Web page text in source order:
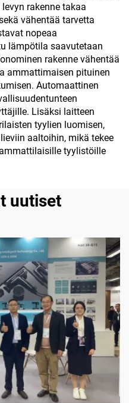
rakenne takaa
vähentää tarvetta
nopeaa
lämpötila saavutetaan
rakenne vähentää
ammattimaisen pituinen
Automaattinen
Lisäksi laitteen
tyylien luomisen,
aaltoihin, mikä tekee
tyylistöille
uutiset